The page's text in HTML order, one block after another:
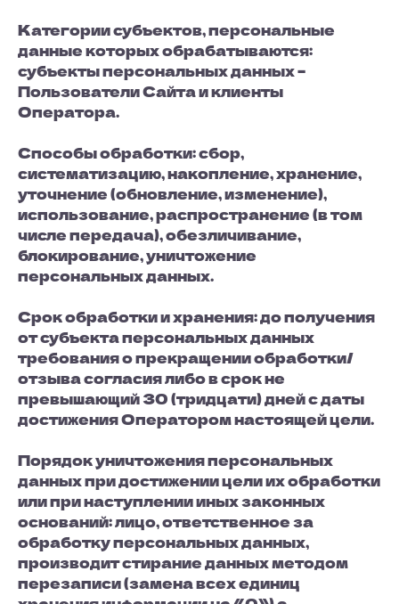
Категории субъектов, персональные
данные которых обрабатываются:
субъекты персональных данных –
Пользователи Сайта и клиенты
Оператора.
Способы обработки: сбор,
систематизацию, накопление, хранение,
уточнение (обновление, изменение),
использование, распространение (в том
числе передача), обезличивание,
блокирование, уничтожение
персональных данных.
Срок обработки и хранения: до получения
от субъекта персональных данных
требования о прекращении обработки/
отзыва согласия либо в срок не
превышающий 30 (тридцати) дней с даты
достижения Оператором настоящей цели.
Порядок уничтожения персональных
данных при достижении цели их обработки
или при наступлении иных законных
оснований: лицо, ответственное за
обработку персональных данных,
производит стирание данных методом
перезаписи (замена всех единиц